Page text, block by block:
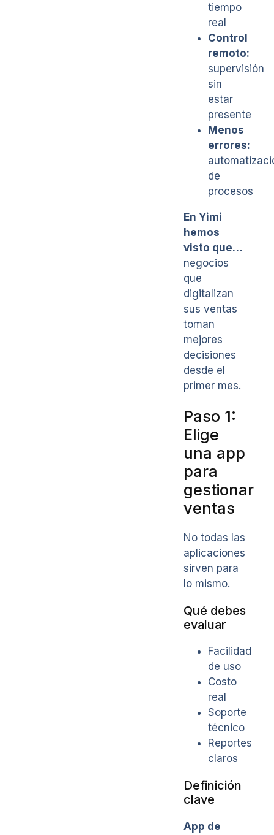
tiempo
real
Control
remoto:
supervisión
sin
estar
presente
Menos
errores:
de
procesos
En Yimi
hemos
visto que…
negocios
que
digitalizan
sus ventas
toman
mejores
decisiones
desde el
primer mes.
Paso 1:
Elige
una app
para
gestionar
ventas
No todas las
aplicaciones
sirven para
lo mismo.
Qué debes
evaluar
Facilidad
de uso
Costo
real
Soporte
técnico
Reportes
claros
Definición
clave
App de